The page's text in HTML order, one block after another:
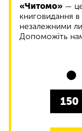
«Читомо» —
книговидання в
незалежними
Допоможіть
150